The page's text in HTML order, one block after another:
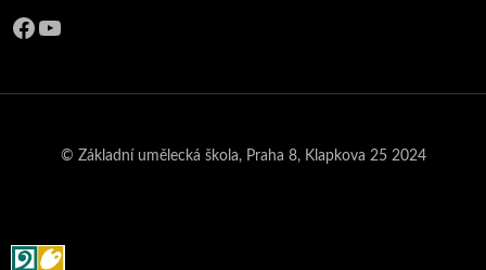
Facebook
YouTube
© Základní umělecká škola, Praha 8, Klapkova 25 2024